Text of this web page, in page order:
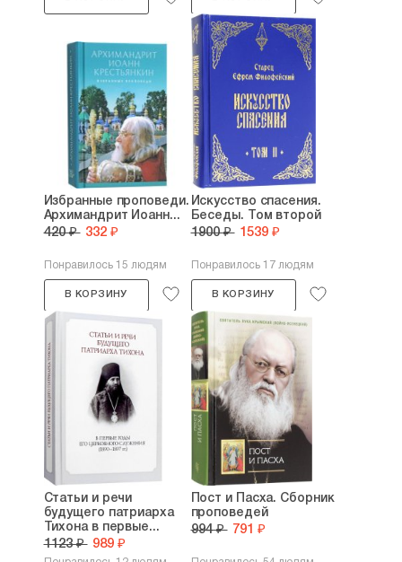
Избранные проповеди.
Архимандрит Иоанн...
420 ₽ 332 ₽
Понравилось 15 людям
В КОРЗИНУ
Искусство спасения.
Беседы. Том второй
1900 ₽ 1539 ₽
Понравилось 17 людям
В КОРЗИНУ
Статьи и речи
будущего патриарха
Тихона в первые...
1123 ₽ 989 ₽
Пост и Пасха. Сборник
проповедей
994 ₽ 791 ₽